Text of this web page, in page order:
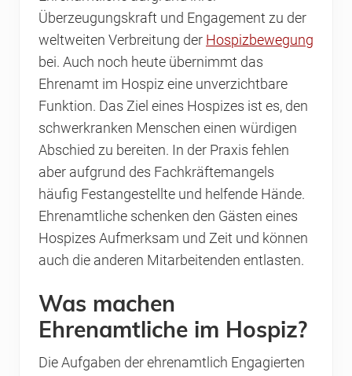
Überzeugungskraft und Engagement zu der
weltweiten Verbreitung der Hospizbewegung
bei. Auch noch heute übernimmt das
Ehrenamt im Hospiz eine unverzichtbare
Funktion. Das Ziel eines Hospizes ist es, den
schwerkranken Menschen einen würdigen
Abschied zu bereiten. In der Praxis fehlen
aber aufgrund des Fachkräftemangels
häufig Festangestellte und helfende Hände.
Ehrenamtliche schenken den Gästen eines
Hospizes Aufmerksam und Zeit und können
auch die anderen Mitarbeitenden entlasten.
Was machen
Ehrenamtliche im Hospiz?
Die Aufgaben der ehrenamtlich Engagierten